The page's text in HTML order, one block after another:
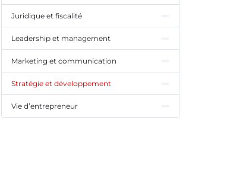
Juridique et fiscalité
Leadership et management
Marketing et communication
Stratégie et développement
Vie d’entrepreneur